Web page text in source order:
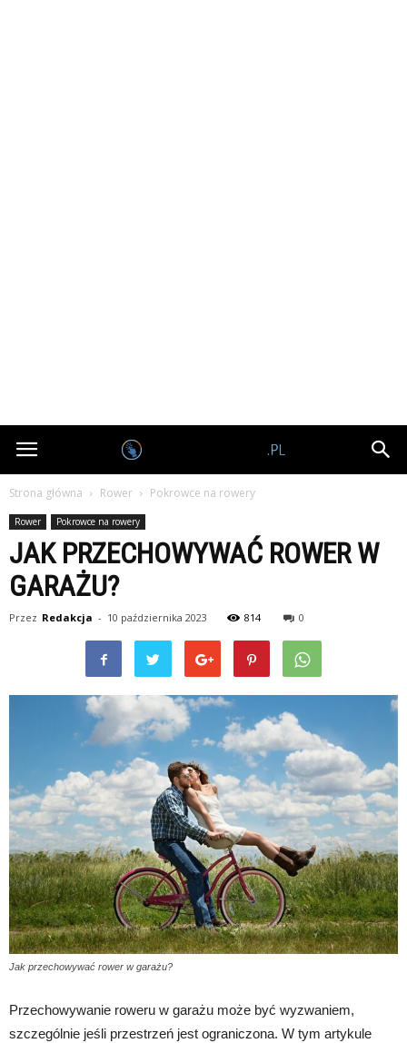
Nagrodobiorcy.pl
Strona główna Rower Pokrowce na rowery
Rower Pokrowce na rowery
JAK PRZECHOWYWAĆ ROWER W
GARAŻU?
Przez Redakcja - 10 października 2023 814 0
Jak przechowywać rower w garażu?
Przechowywanie roweru w garażu może być wyzwaniem,
szczególnie jeśli przestrzeń jest ograniczona. W tym artykule